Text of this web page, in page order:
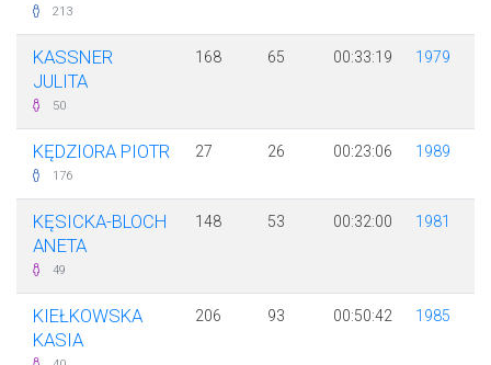
213
KASSNER
JULITA
50
168 65 00:33:19 1979
KĘDZIORA PIOTR
176
27 26 00:23:06 1989
KĘSICKA-BLOCH
ANETA
49
148 53 00:32:00 1981
KIEŁKOWSKA
KASIA
206 93 00:50:42 1985